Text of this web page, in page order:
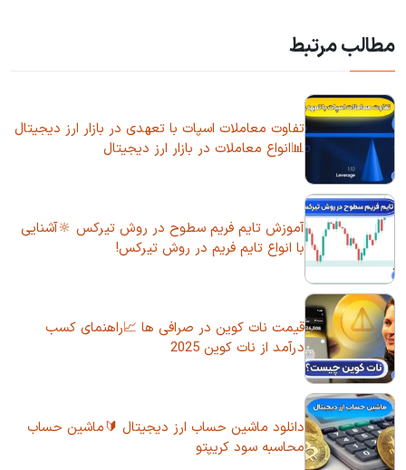
مطالب مرتبط
تفاوت معاملات اسپات با تعهدی در بازار ارز دیجیتال
📊انواع معاملات در بازار ارز دیجیتال
آموزش تایم ‌فریم سطوح در روش تیرکس 🔆آشنایی
با انواع تایم فریم در روش تیرکس!
قیمت نات کوین در صرافی ها 📈راهنمای کسب
درآمد از نات کوین 2025
دانلود ماشین حساب ارز دیجیتال 🔰ماشین حساب
محاسبه سود کریپتو